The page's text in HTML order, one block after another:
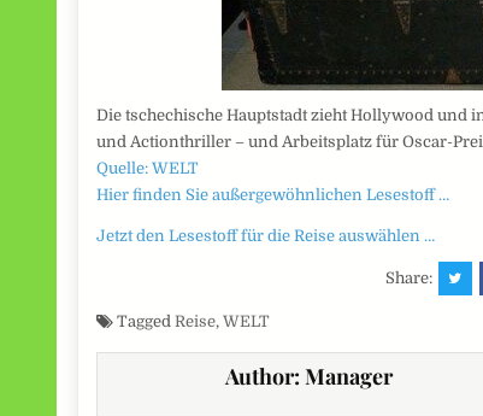
Die tschechische Hauptstadt zieht Hollywood
und Actionthriller – und Arbeitsplatz für Oscar-
Quelle: WELT
Hier finden Sie außergewöhnlichen Lesestoff …
Jetzt den Lesestoff für die Reise auswählen …
Share:
Tagged Reise, WELT
Author:Manager